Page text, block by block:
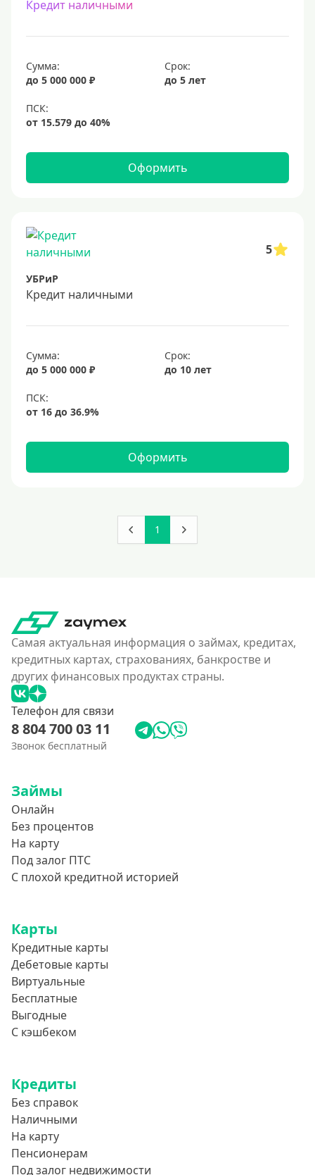
Кредит наличными
Сумма:
до 5 000 000 ₽
Срок:
до 5 лет
Оформить
5
УБРиР
Кредит наличными
Сумма:
до 5 000 000 ₽
Срок:
до 10 лет
Оформить
1
Самая актуальная информация о займах, кредитах,
кредитных картах, страхованиях, банкростве и
других финансовых продуктах страны.
Телефон для связи
8 804 700 03 11
Звонок бесплатный
Займы
Онлайн
Без процентов
На карту
Под залог ПТС
С плохой кредитной историей
Карты
Кредитные карты
Дебетовые карты
Виртуальные
Бесплатные
Выгодные
С кэшбеком
Кредиты
Без справок
Наличными
На карту
Пенсионерам
Под залог недвижимости